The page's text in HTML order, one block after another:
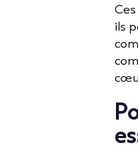
ils